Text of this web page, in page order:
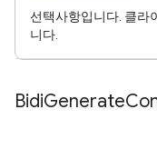
선택사항입니다. 클라
니다.
BidiGenerate